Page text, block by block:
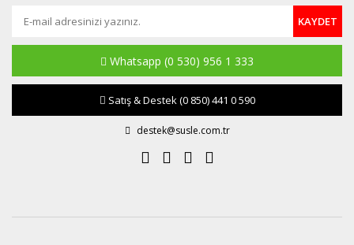
KAYDET
Whatsapp (0 530) 956 1 333
Satış & Destek(0 850) 441 0 590
destek@susle.com.tr